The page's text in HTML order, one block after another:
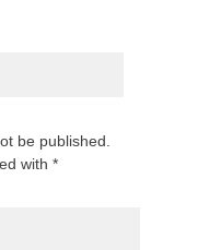
be published.
with *